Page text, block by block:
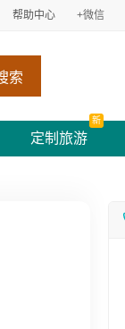
帮助中心 +微信
索
定制旅游
新